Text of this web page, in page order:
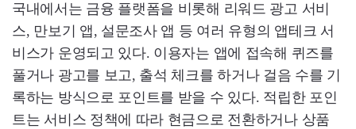
국내에서는 금융 플랫폼을 비롯해 리워드 광고 서비
스, 만보기 앱, 설문조사 앱 등 여러 유형의 앱테크 서
비스가 운영되고 있다. 이용자는 앱에 접속해 퀴즈를
풀거나 광고를 보고, 출석 체크를 하거나 걸음 수를 기
록하는 방식으로 포인트를 받을 수 있다. 적립한 포인
트는 서비스 정책에 따라 현금으로 전환하거나 상품